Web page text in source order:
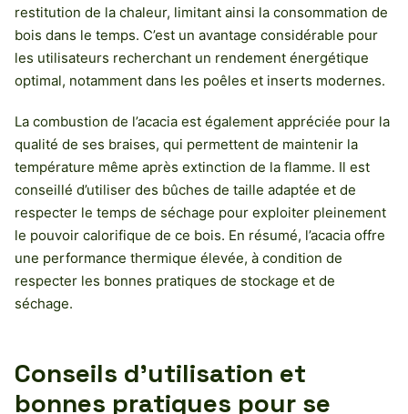
restitution de la chaleur, limitant ainsi la consommation de
bois dans le temps. C’est un avantage considérable pour
les utilisateurs recherchant un rendement énergétique
optimal, notamment dans les poêles et inserts modernes.
La combustion de l’acacia est également appréciée pour la
qualité de ses braises, qui permettent de maintenir la
température même après extinction de la flamme. Il est
conseillé d’utiliser des bûches de taille adaptée et de
respecter le temps de séchage pour exploiter pleinement
le pouvoir calorifique de ce bois. En résumé, l’acacia offre
une performance thermique élevée, à condition de
respecter les bonnes pratiques de stockage et de
séchage.
Conseils d’utilisation et
bonnes pratiques pour se